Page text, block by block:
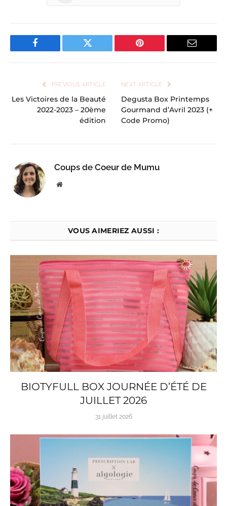
Facebook Twitter Pinterest Email
PREVIOUS ARTICLE
Les Victoires de la Beauté
2022-2023 – 20ème
édition
NEXT ARTICLE
Degusta Box Printemps
Gourmand d’Avril 2023 (+
Code Promo)
Coups de Coeur de Mumu
Website
VOUS AIMERIEZ AUSSI :
BIOTYFULL BOX JOURNÉE D’ÉTÉ DE
JUILLET 2026
31 juillet 2026